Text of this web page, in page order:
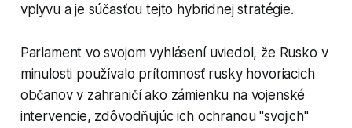
vplyvu a je súčasťou tejto hybridnej stratégie.
Parlament vo svojom vyhlásení uviedol, že Rusko v
minulosti používalo prítomnosť rusky hovoriacich
občanov v zahraničí ako zámienku na vojenské
intervencie, zdôvodňujúc ich ochranou "svojich"